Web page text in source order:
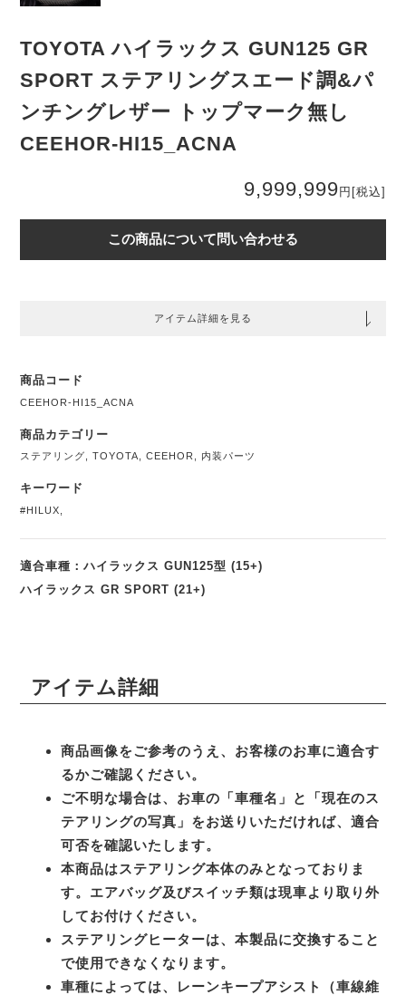
TOYOTA ハイラックス GUN125 GR
SPORT ステアリングスエード調&パ
ンチングレザー トップマーク無し
CEEHOR-HI15_ACNA
9,999,999 円 [税込]
この商品について問い合わせる
アイテム詳細を見る
商品コード
CEEHOR-HI15_ACNA
商品カテゴリー
ステアリング ,TOYOTA ,CEEHOR 内装パーツ
キーワード
#HILUX
適合車種：ハイラックス GUN125型 (15+)
ハイラックス GR SPORT (21+)
アイテム詳細
商品画像をご参考のうえ、お客様のお車に適合す
るかご確認ください。
ご不明な場合は、お車の「車種名」と「現在のス
テアリングの写真」をお送りいただければ、適合
可否を確認いたします。
本商品はステアリング本体のみとなっておりま
す。エアバッグ及びスイッチ類は現車より取り外
してお付けください。
ステアリングヒーターは、本製品に交換すること
で使用できなくなります。
車種によっては、レーンキープアシスト（車線維